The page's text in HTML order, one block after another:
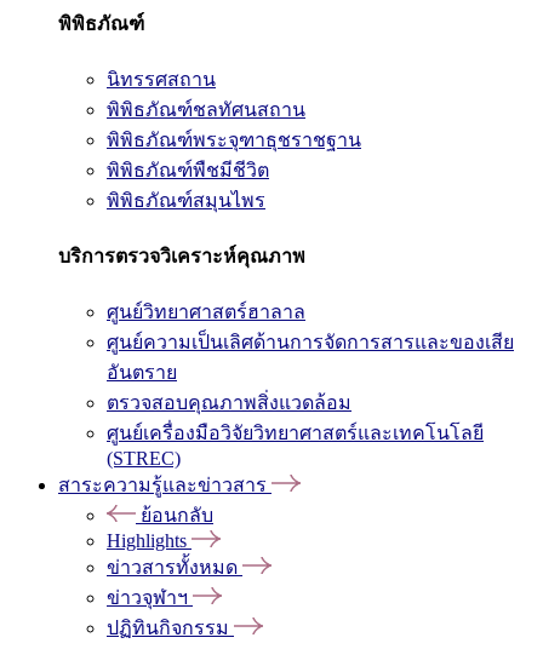
พิพิธภัณฑ์
นิทรรศสถาน
พิพิธภัณฑ์ชลทัศนสถาน
พิพิธภัณฑ์พระจุฑาธุชราชฐาน
พิพิธภัณฑ์พืชมีชีวิต
พิพิธภัณฑ์สมุนไพร
บริการตรวจวิเคราะห์คุณภาพ
ศูนย์วิทยาศาสตร์ฮาลาล
ศูนย์ความเป็นเลิศด้านการจัดการสารและของเสีย
อันตราย
ตรวจสอบคุณภาพสิ่งแวดล้อม
ศูนย์เครื่องมือวิจัยวิทยาศาสตร์และเทคโนโลยี
(STREC)
สาระความรู้และข่าวสาร
ย้อนกลับ
Highlights
ข่าวสารทั้งหมด
ข่าวจุฬาฯ
ปฏิทินกิจกรรม